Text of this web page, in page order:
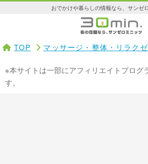
おでかけや暮らしの情報なら、サンゼ
TOP マッサージ・整体・リラク
※本サイトは一部にアフィリエイトプログ
す。